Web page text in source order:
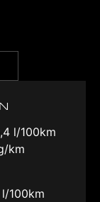
l/100km
km
l/100km